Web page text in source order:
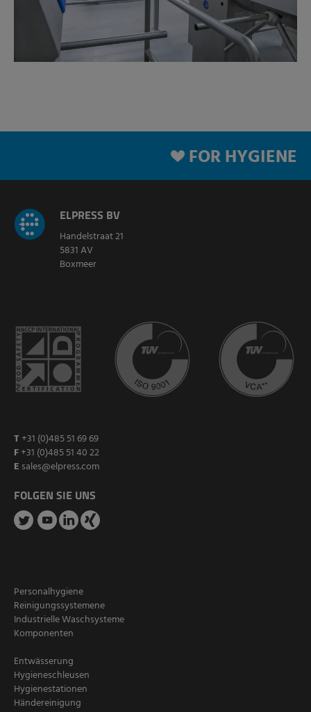
FOR HYGIENE
ELPRESS BV
Handelstraat 21
5831 AV
Boxmeer
T +31 (0)485 51 69 69
F+31 (0)485 51 40 22
E sales@elpress.com
FOLGEN SIE UNS
Personalhygiene
Reinigungssystemene
Industrielle Waschsysteme
Komponenten
Entwässerung
Hygieneschleusen
Hygienestationen
Händereinigung